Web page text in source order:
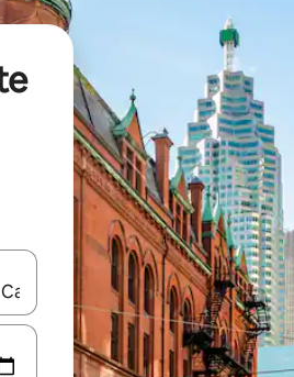
usando las teclas de las